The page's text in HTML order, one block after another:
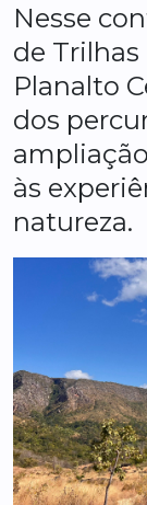
Nesse
de
Planalto
dos
às
natureza.